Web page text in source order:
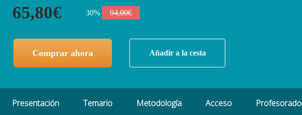
65,80€ 30% 94,00€
Comprar ahora Añadir a la cesta
Presentación Temario Metodología Acceso Profesorado